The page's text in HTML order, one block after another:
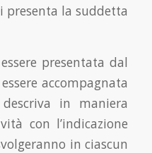
presenta la suddetta
presentata dal
accompagnata
in maniera
con l’indicazione
in ciascun